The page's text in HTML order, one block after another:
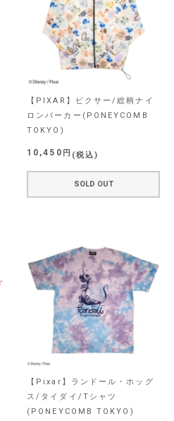
【PIXAR】ピクサー/総柄ナイ
ロンパーカー(PONEYCOMB
TOKYO)
10,450 税込
SOLD OUT
【Pixar】ランドール・ホッグ
ス/タイダイ/Tシャツ
(PONEYCOMB TOKYO)